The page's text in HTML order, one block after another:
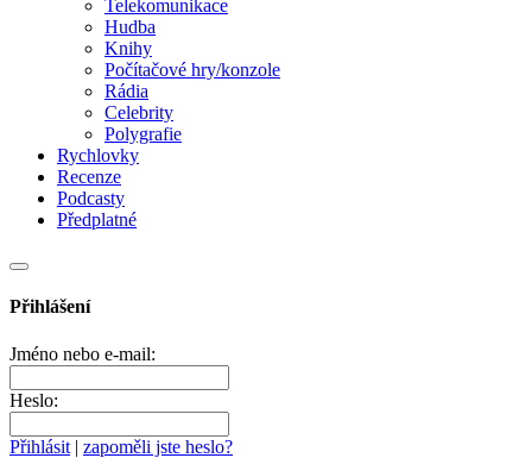
Telekomunikace
Hudba
Knihy
Počítačové hry/konzole
Rádia
Celebrity
Polygrafie
Rychlovky
Recenze
Podcasty
Předplatné
Přihlášení
Jméno nebo e-mail:
Heslo:
Přihlásit | zapoměli jste heslo?